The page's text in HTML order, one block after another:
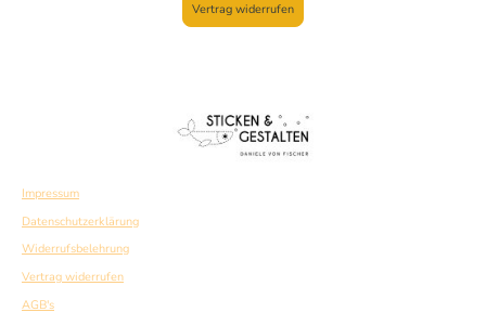
Vertrag widerrufen
Impressum
Datenschutzerklärung
Widerrufsbelehrung
Vertrag widerrufen
AGB's